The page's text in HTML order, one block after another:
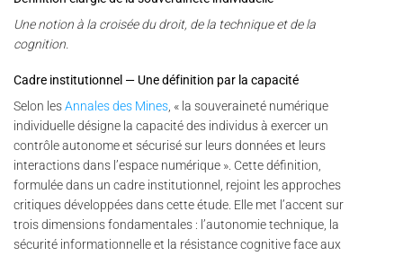
Une notion à la croisée du droit, de la technique et de la
cognition.
Cadre institutionnel — Une définition par la capacité
Selon lesAnnales des Mines , « la souveraineté numérique
individuelle désigne la capacité des individus à exercer un
contrôle autonome et sécurisé sur leurs données et leurs
interactions dans l’espace numérique ». Cette définition,
formulée dans un cadre institutionnel, rejoint les approches
critiques développées dans cette étude. Elle met l’accent sur
trois dimensions fondamentales : l’autonomie technique, la
sécurité informationnelle et la résistance cognitive face aux